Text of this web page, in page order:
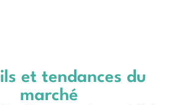
et tendances du
marché